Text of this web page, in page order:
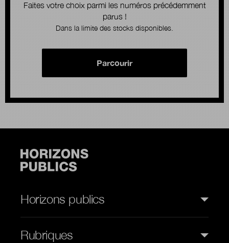
Faites votre choix parmi les numéros précédemment
parus !
Dans la limite des stocks disponibles.
Parcourir
Horizons publics
Rubriques